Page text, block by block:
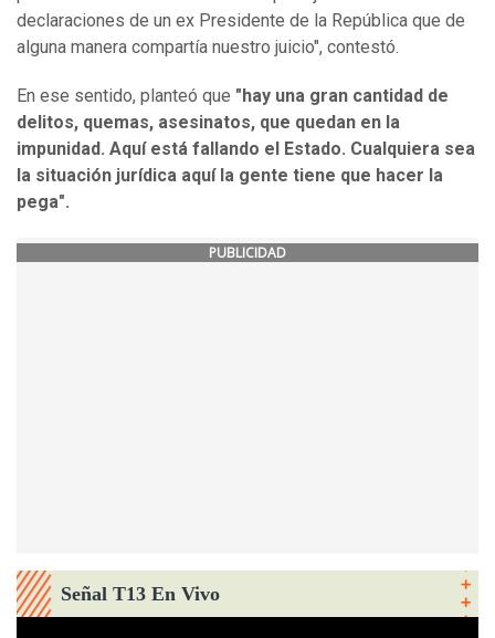
declaraciones de un ex Presidente de la República que de
alguna manera compartía nuestro juicio", contestó.
En ese sentido, planteó que "hay una gran cantidad de
delitos, quemas, asesinatos, que quedan en la
impunidad. Aquí está fallando el Estado. Cualquiera sea
la situación jurídica aquí la gente tiene que hacer la
pega".
PUBLICIDAD
Señal T13 En Vivo